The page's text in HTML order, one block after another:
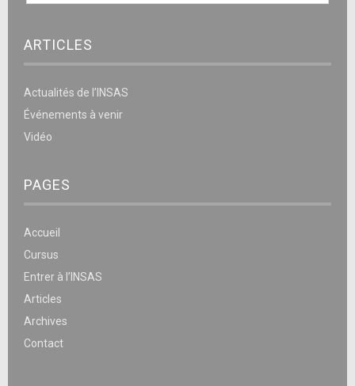
ARTICLES
Actualités de l’INSAS
Événements à venir
Vidéo
PAGES
Accueil
Cursus
Entrer à l’INSAS
Articles
Archives
Contact